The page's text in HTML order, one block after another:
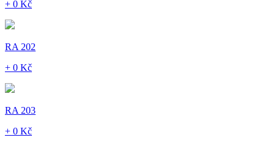
+ 0 Kč
RA 202
+ 0 Kč
RA 203
+ 0 Kč